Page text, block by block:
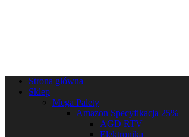
Strona główna
Sklep
Mega Palety
Amazon Specyfikacja 25%
AGD RTV
Elektronika